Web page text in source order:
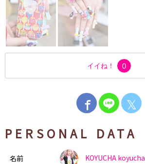
イイね！ 0
𝕏
PERSONAL DATA
名前 KOYUCHA koyucha